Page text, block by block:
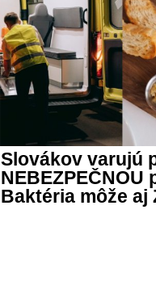
Slovákov varujú
NEBEZPEČNOU
Baktéria môže aj